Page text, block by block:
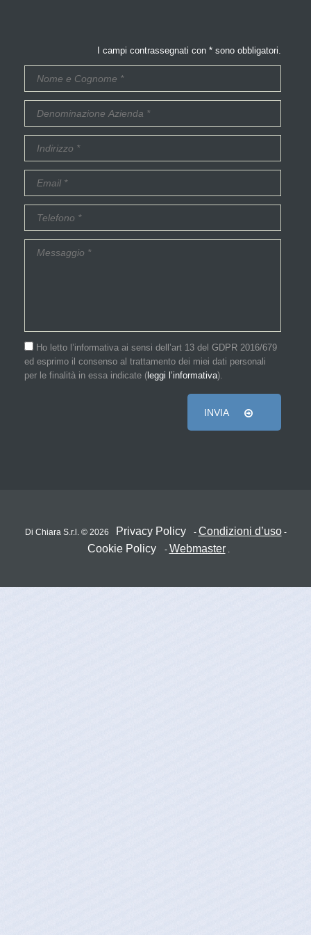
I campi contrassegnati con * sono obbligatori.
Ho letto l’informativa ai sensi dell’art 13 del GDPR 2016/679
ed esprimo il consenso al trattamento dei miei dati personali
per le finalità in essa indicate ( leggi l’informativa).
INVIA
Di Chiara S.r.l. © 2026 Privacy Policy - Condizioni d’uso-
Cookie Policy - Webmaster.